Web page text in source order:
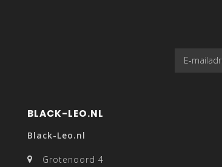
BLACK-LEO.NL
Black-Leo.nl
Grotenoord 4